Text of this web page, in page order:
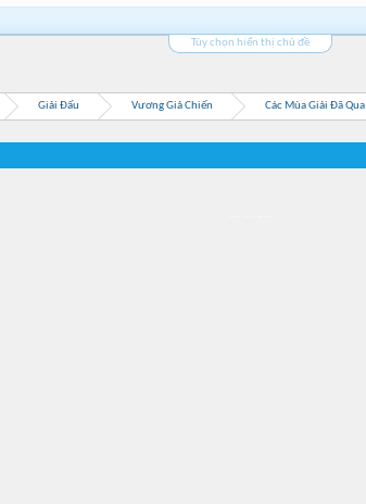
Tùy chọn hiển thị chủ đề
Giải Đấu Vương Giả Chiến Các Mùa Giải Đã Qua